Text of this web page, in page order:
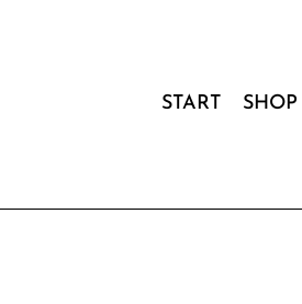
START SHOP